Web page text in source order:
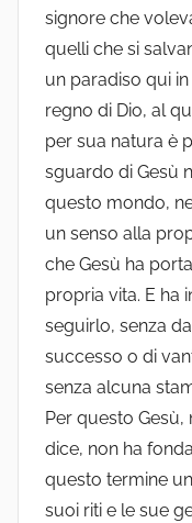
signore che
quelli che si
un paradiso qui
regno di Dio, al
per sua natura è
sguardo di Gesù
questo mondo,
un senso alla
che Gesù ha
propria vita. E ha
seguirlo, senza
successo o di
senza alcuna
Per questo
dice, non ha
questo termine
suoi riti e le sue